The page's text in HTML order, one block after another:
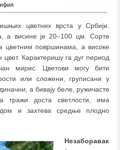
цветних врста у Србији.
а висине је 20–100 цм. Сорте
цветним површинама, а високе
цвет. Карактеришу га дуг период
мирис. Цветови могу бити
или сложени, груписани у
а бивају беле, ружичасте
тражи доста светлости, има
и захтева средње плодно
Незаборавак